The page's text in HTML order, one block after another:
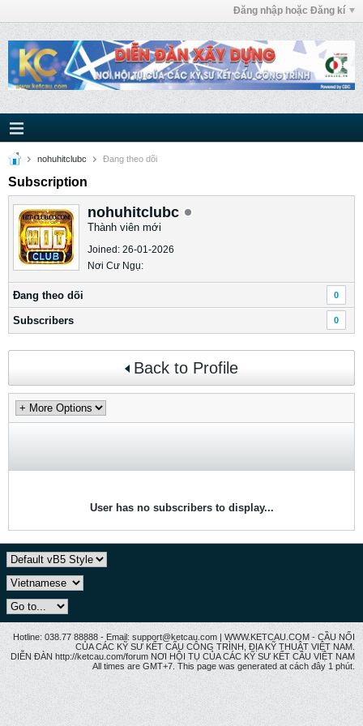
Đăng nhập hoặc Đăng kí
nohuhitclubc Ðang theo dõi
Subscription
nohuhitclubc
Thành viên mới
Joined: 26-01-2026
Nơi Cư Ngụ:
Ðang theo dõi 0
Subscribers 0
Back to Profile
User has no subscribers to display...
Hotline: 038.77 88888 - Email: support@ketcau.com | WWW.KETCAU.COM - CẦU NỐI
CỦA CÁC KỸ SƯ KẾT CẤU CÔNG TRÌNH, ĐỊA KỸ THUẬT VIỆT NAM.
DIỄN ĐÀN http://ketcau.com/forum NƠI HỘI TỤ CỦA CÁC KỸ SƯ KẾT CÂU VIỆT NAM
All times are GMT+7. This page was generated at cách đây 1 phút.